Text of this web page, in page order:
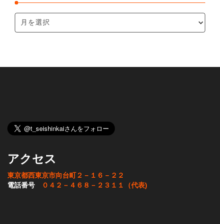
アクセス
東京都西東京市向台町２－１６－２２
電話番号
０４２－４６８－２３１１（代表)